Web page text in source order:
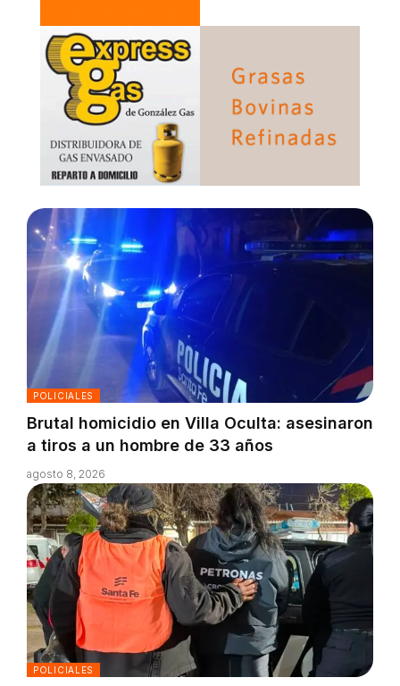
POLICIALES
Brutal homicidio en Villa Oculta: asesinaron
a tiros a un hombre de 33 años
agosto 8, 2026
POLICIALES